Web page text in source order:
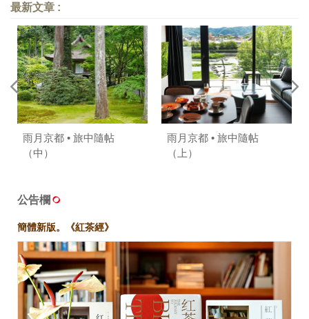
最新文章 :
雨月京都 • 旅中隨帖
（中）
雨月京都 • 旅中隨帖
（上）
公告欄
簡體新版。《紅茶經》